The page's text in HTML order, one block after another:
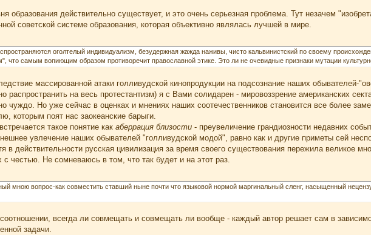
образования действительно существует, и это очень серьезная проблема. Тут незачем
советской системе образования, которая объективно являлась лучшей в мире.
оголтелый индивидуализм, безудержная жажда наживы, чисто кальвинистский по своему
что самым вопиющим образом противоречит православной этике. Это ли не очевидные признаки мутации
массированной атаки голливудской кинопродукции на подсознание наших обывателей-
распространить на весь протестантизм) я с Вами солидарен - мировоззрение американских
чуждо. Но уже сейчас в оценках и мнениях наших соотечественников становится все более
которым поят нас заокеанские барыги.
такое понятие как аберрация близости - преувеличение грандиозности недавних
увлечение наших обывателей "голливудской модой", равно как и другие приметы сей
в действительности русская цивилизация за время своего существования пережила великое
честью. Не сомневаюсь в том, что так будет и на этот раз.
мною вопрос-как совместить ставший ныне почти что языковой нормой маргинальный сленг, насыщенный
всегда ли совмещать и совмещать ли вообще - каждый автор решает сам в
задачи.